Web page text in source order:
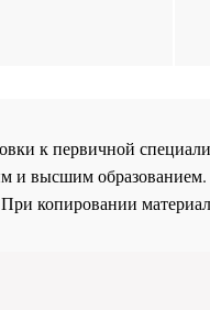
к первичной
и высшим
При копировании